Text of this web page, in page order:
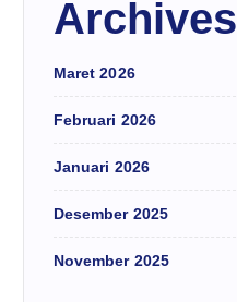
Archives
Maret 2026
Februari 2026
Januari 2026
Desember 2025
November 2025